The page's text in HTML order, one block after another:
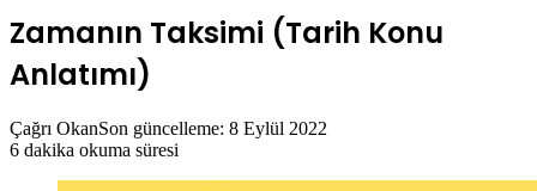
Zamanın Taksimi (Tarih Konu
Anlatımı)
Çağrı OkanSon güncelleme: 8 Eylül 2022
6 dakika okuma süresi